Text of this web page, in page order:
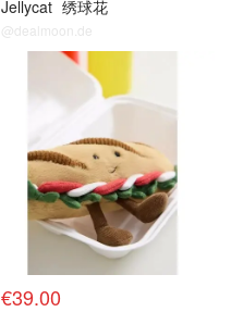
Jellycat 绣球花
@dealmoon.de
€39.00